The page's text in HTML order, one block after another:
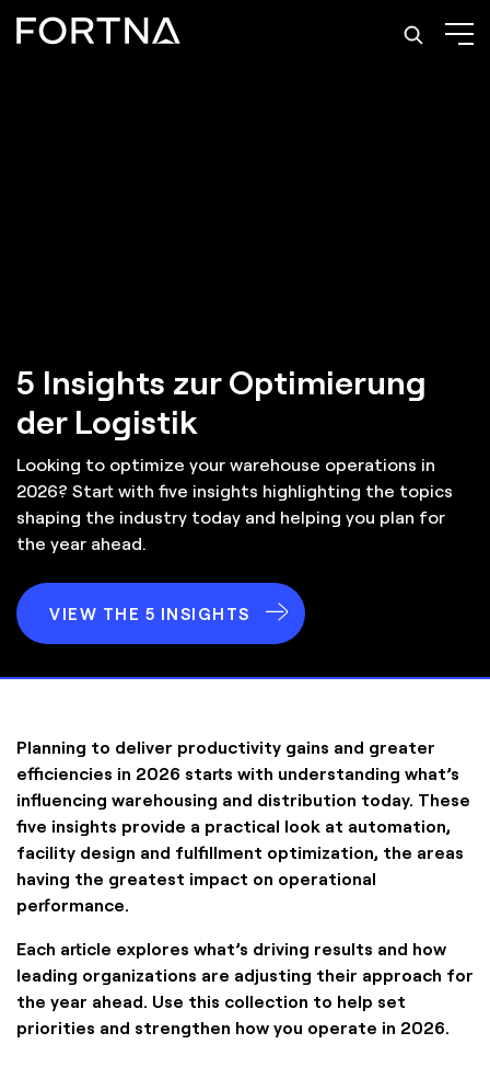
5 Insights zur Optimierung
der Logistik
Looking to optimize your warehouse operations in
2026? Start with five insights highlighting the topics
shaping the industry today and helping you plan for
the year ahead.
VIEW THE 5 INSIGHTS
Planning to deliver productivity gains and greater
efficiencies in 2026 starts with understanding what’s
influencing warehousing and distribution today. These
five insights provide a practical look at automation,
facility design and fulfillment optimization, the areas
having the greatest impact on operational
performance.
Each article explores what’s driving results and how
leading organizations are adjusting their approach for
the year ahead. Use this collection to help set
priorities and strengthen how you operate in 2026.